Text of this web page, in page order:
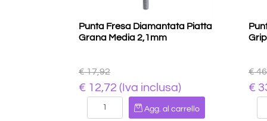
Punta Fresa Diamantata Piatta
Grana Media 2,1mm
€ 17,92
€ 12,72 (Iva inclusa)
Quantità
Agg. al carrello
€
€